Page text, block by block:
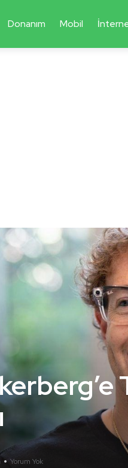
Donanım Mobil
Yorum Yok